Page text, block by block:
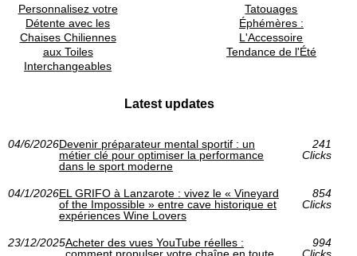
Personnalisez votre
Détente avec les
Chaises Chiliennes
aux Toiles
Interchangeables
Tatouages
Éphémères :
L'Accessoire
Tendance de l'Été
Latest updates
04/6/2026Devenir préparateur mental sportif : un
métier clé pour optimiser la performance
dans le sport moderne
241
Clicks
04/1/2026EL GRIFO à Lanzarote : vivez le « Vineyard
of the Impossible » entre cave historique et
expériences Wine Lovers
854
Clicks
23/12/2025Acheter des vues YouTube réelles :
994